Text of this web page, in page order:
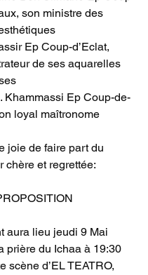
son ministre des
Ep Coup-d’Eclat,
de ses aquarelles
Khammassi Ep Coup-de-
loyal maîtronome
joie de faire part du
chère et regrettée:
aura lieu jeudi 9 Mai
prière du Ichaa à 19:30
scène d’EL TEATRO,